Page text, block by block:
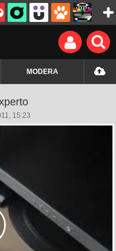
MODERA
15:23